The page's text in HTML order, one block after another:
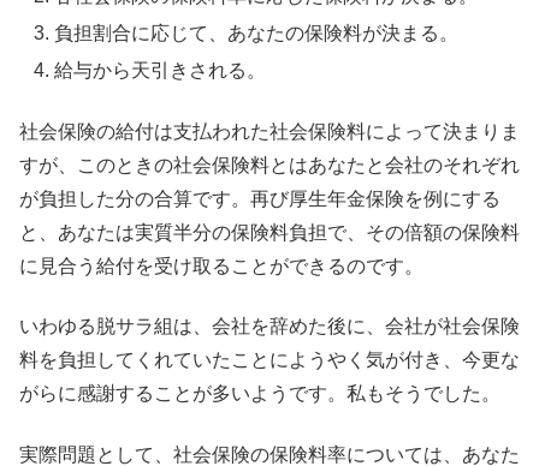
負担割合に応じて、あなたの保険料が決まる。
給与から天引きされる。
社会保険の給付は支払われた社会保険料によって決まりま
すが、このときの社会保険料とはあなたと会社のそれぞれ
が負担した分の合算です。再び厚生年金保険を例にする
と、あなたは実質半分の保険料負担で、その倍額の保険料
に見合う給付を受け取ることができるのです。
いわゆる脱サラ組は、会社を辞めた後に、会社が社会保険
料を負担してくれていたことにようやく気が付き、今更な
がらに感謝することが多いようです。私もそうでした。
実際問題として、社会保険の保険料率については、あなた